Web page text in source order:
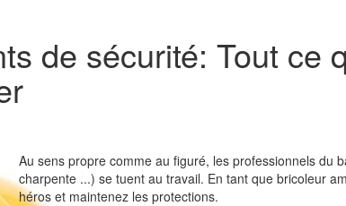
de sécurité: Tout ce
Au sens propre comme au figuré, les professionnels du
charpente ...) se tuent au travail. En tant que bricoleur
héros et maintenez les protections.